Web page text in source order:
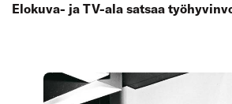
Elokuva- ja TV-ala satsaa